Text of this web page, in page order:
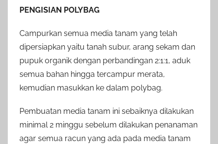
PENGISIAN POLYBAG
Campurkan semua media tanam yang telah
dipersiapkan yaitu tanah subur, arang sekam dan
pupuk organik dengan perbandingan 2:1:1, aduk
semua bahan hingga tercampur merata,
kemudian masukkan ke dalam polybag.
Pembuatan media tanam ini sebaiknya dilakukan
minimal 2 minggu sebelum dilakukan penanaman
agar semua racun yang ada pada media tanam